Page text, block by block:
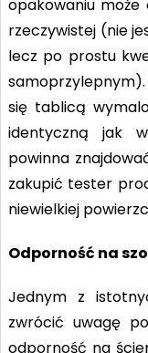
opakowaniu
rzeczywistej (nie
lecz po prostu
się tablicą
identyczną jak
powinna
zakupić tester
niewielkiej
Odporność na
Jednym z
zwrócić uwagę
odporność na